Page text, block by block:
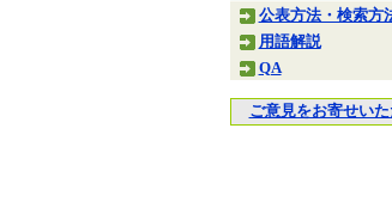
公表方法・検索方
用語解説
QA
ご意見をお寄せい